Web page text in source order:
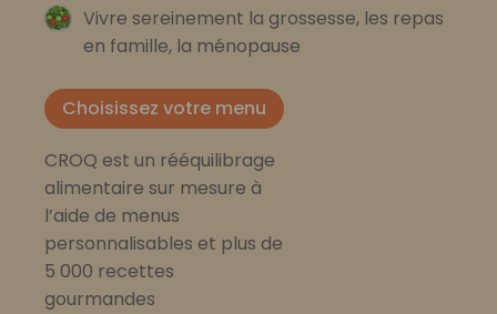
Vivre sereinement la grossesse, les repas
en famille, la ménopause
Choisissez votre menu
CROQ est un rééquilibrage
alimentaire sur mesure à
l’aide de menus
personnalisables et plus de
5 000 recettes
gourmandes